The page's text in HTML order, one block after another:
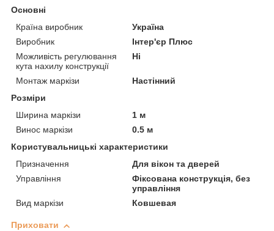
Основні
Країна виробник
Україна
Виробник
Інтер'єр Плюс
Можливість регулювання
кута нахилу конструкції
Ні
Монтаж маркізи
Настінний
Розміри
Ширина маркізи
1 м
Винос маркізи
0.5 м
Користувальницькі характеристики
Призначення
Для вікон та дверей
Управління
Фіксована конструкція, без
управління
Вид маркізи
Ковшевая
Приховати